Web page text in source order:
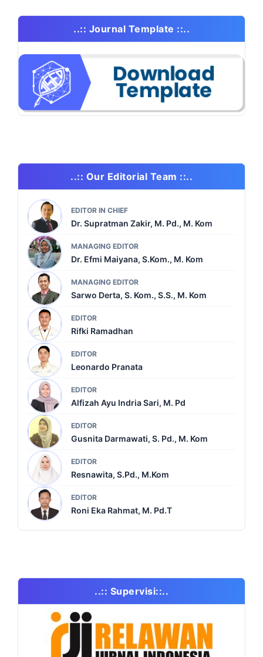
..:: Journal Template ::..
..:: Our Editorial Team ::..
EDITOR IN CHIEF
Dr. Supratman Zakir, M. Pd., M. Kom
MANAGING EDITOR
Dr. Efmi Maiyana, S.Kom., M. Kom
MANAGING EDITOR
Sarwo Derta, S. Kom., S.S., M. Kom
EDITOR
Rifki Ramadhan
EDITOR
Leonardo Pranata
EDITOR
Alfizah Ayu Indria Sari, M. Pd
EDITOR
Gusnita Darmawati, S. Pd., M. Kom
EDITOR
Resnawita, S.Pd., M.Kom
EDITOR
Roni Eka Rahmat, M. Pd.T
..:: Supervisi::..